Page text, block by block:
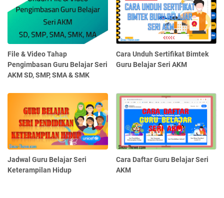
File & Video Tahap
Pengimbasan Guru Belajar Seri
AKM SD, SMP, SMA & SMK
Cara Unduh Sertifikat Bimtek
Guru Belajar Seri AKM
Jadwal Guru Belajar Seri
Keterampilan Hidup
Cara Daftar Guru Belajar Seri
AKM